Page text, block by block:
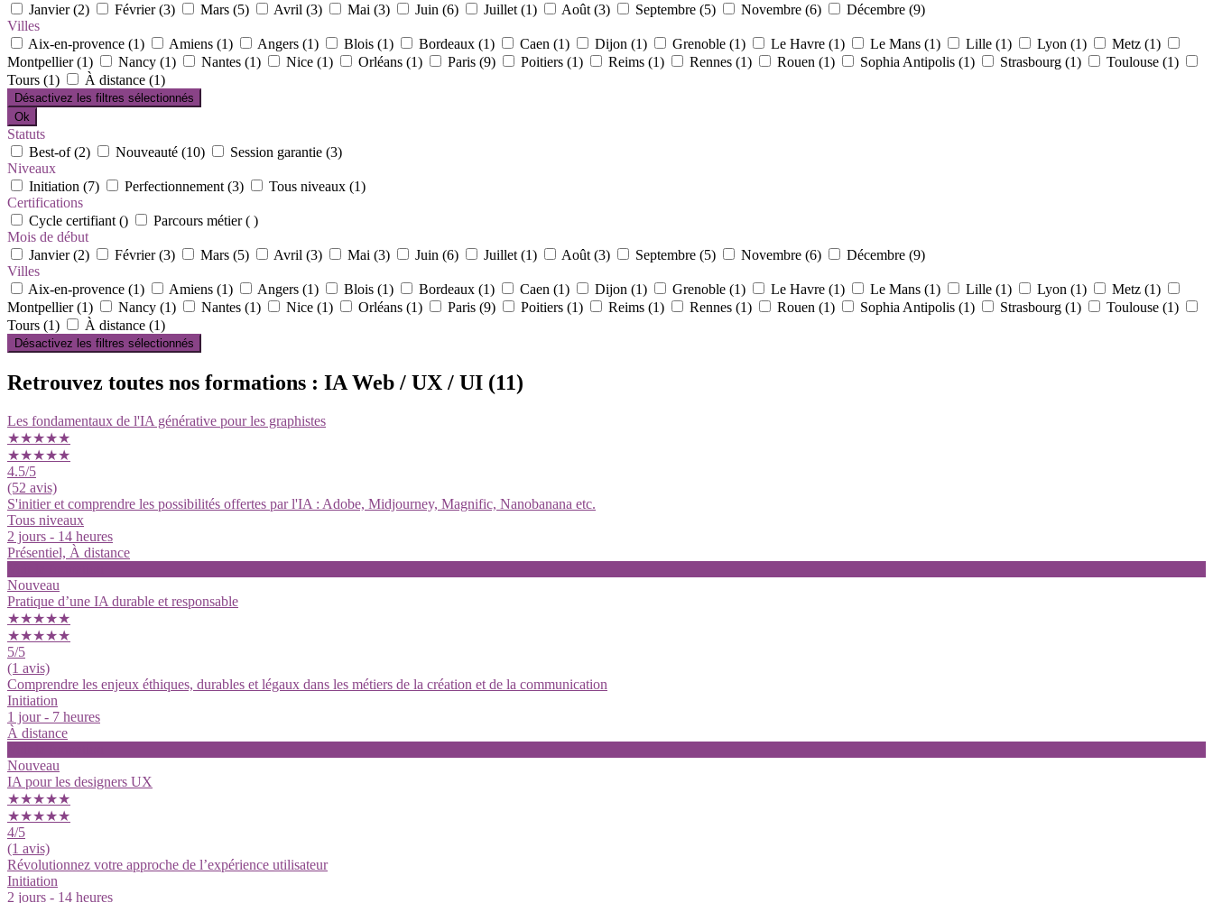
Janvier (2)
Février (3) Mars (5) Avril (3) Mai (3) Juin (6) Juillet (1) Août (3) Septembre (5) Novembre (6)
Décembre (9)
Villes
Aix-en-provence (1)
Amiens (1) Angers (1) Blois (1) Bordeaux (1) Caen (1) Dijon (1) Grenoble (1) Le Havre (1) Le Mans (1) Lille (1) Lyon (1)
Metz (1)
Montpellier (1)
Nancy (1) Nantes (1) Nice (1) Orléans (1) Paris (9) Poitiers (1) Reims (1) Rennes (1) Rouen (1) Sophia Antipolis (1) Strasbourg (1)
Toulouse (1)
Tours (1)
À distance (1)
Désactivez les filtres sélectionnés
Ok
Statuts
Best-of (2)
Nouveauté (10)
Session garantie (3)
Niveaux
Initiation (7)
Perfectionnement (3)
Tous niveaux (1)
Certifications
Cycle certifiant ()
Parcours métier ( )
Mois de début
Janvier (2)
Février (3) Mars (5) Avril (3) Mai (3) Juin (6) Juillet (1) Août (3) Septembre (5) Novembre (6)
Décembre (9)
Villes
Aix-en-provence (1)
Amiens (1) Angers (1) Blois (1) Bordeaux (1) Caen (1) Dijon (1) Grenoble (1) Le Havre (1) Le Mans (1) Lille (1) Lyon (1)
Metz (1)
Montpellier (1)
Nancy (1) Nantes (1) Nice (1) Orléans (1) Paris (9) Poitiers (1) Reims (1) Rennes (1) Rouen (1) Sophia Antipolis (1) Strasbourg (1)
Toulouse (1)
Tours (1)
À distance (1)
Désactivez les filtres sélectionnés
Retrouvez toutes nos formations : IA Web / UX / UI (11)
Les fondamentaux de l'IA générative pour les graphistes
★★★★★
★★★★★
4.5/5
(52 avis)
S'initier et comprendre les possibilités offertes par l'IA : Adobe, Midjourney, Magnific, Nanobanana etc.
Tous niveaux
2 jours - 14 heures
Présentiel, À distance
Nouveau
Pratique d’une IA durable et responsable
★★★★★
★★★★★
5/5
(1 avis)
Comprendre les enjeux éthiques, durables et légaux dans les métiers de la création et de la communication
Initiation
1 jour - 7 heures
À distance
Nouveau
IA pour les designers UX
★★★★★
★★★★★
4/5
(1 avis)
Révolutionnez votre approche de l’expérience utilisateur
Initiation
2 jours - 14 heures